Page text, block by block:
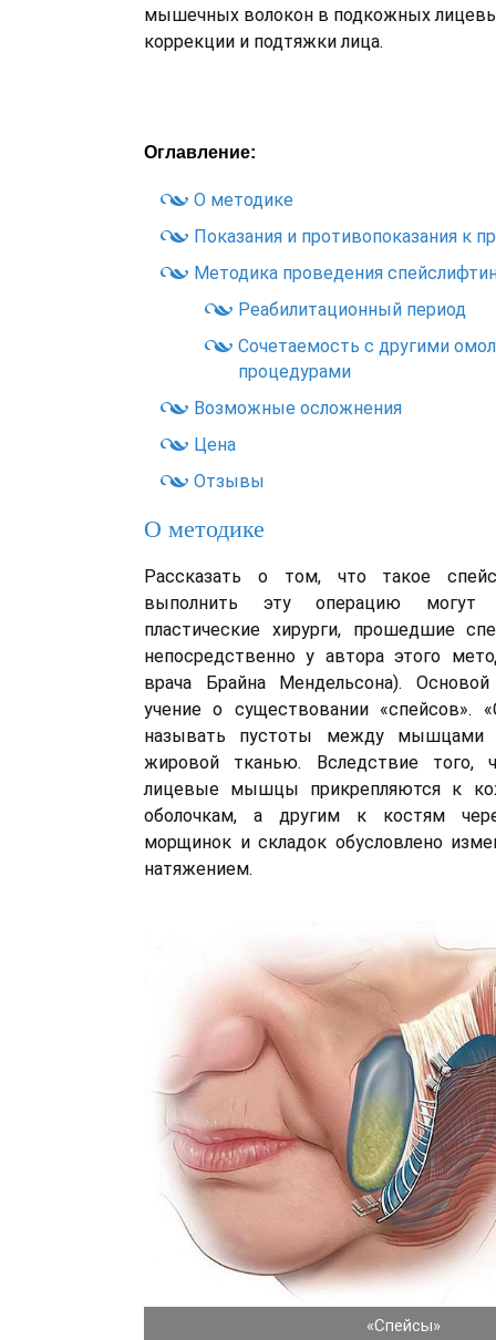
мышечных волокон в подкожных
коррекции и подтяжки лица.
Оглавление:
О методике
Показания и противопоказания к
Методика проведения
Реабилитационный период
Сочетаемость с другими
процедурами
Возможные осложнения
Цена
Отзывы
О методике
Рассказать о том, что такое
выполнить эту операцию могут
пластические хирурги, прошедшие
непосредственно у автора этого
врача Брайна Мендельсона).
учение о существовании «спейсов».
называть пустоты между мышцами
жировой тканью. Вследствие того,
лицевые мышцы прикрепляются к
оболочкам, а другим к костям
морщинок и складок обусловлено
натяжением.
«Спейсы»